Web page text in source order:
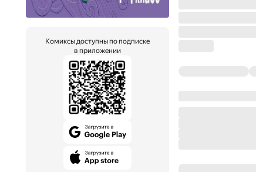
Комиксы доступны по подписке
в приложении